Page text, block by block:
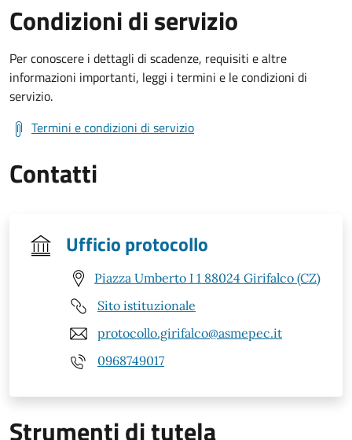
Condizioni di servizio
Per conoscere i dettagli di scadenze, requisiti e altre
informazioni importanti, leggi i termini e le condizioni di
servizio.
Termini e condizioni di servizio
Contatti
Ufficio protocollo
Piazza Umberto I 1 88024 Girifalco (CZ)
Sito istituzionale
protocollo.girifalco@asmepec.it
0968749017
Strumenti di tutela